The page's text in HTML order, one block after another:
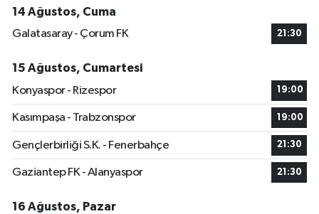
14 Ağustos, Cuma
Galatasaray - Çorum FK
21:30
15 Ağustos, Cumartesi
Konyaspor - Rizespor
19:00
Kasımpaşa - Trabzonspor 19:00
Gençlerbirliği S.K. - Fenerbahçe 21:30
Gaziantep FK - Alanyaspor 21:30
16 Ağustos, Pazar